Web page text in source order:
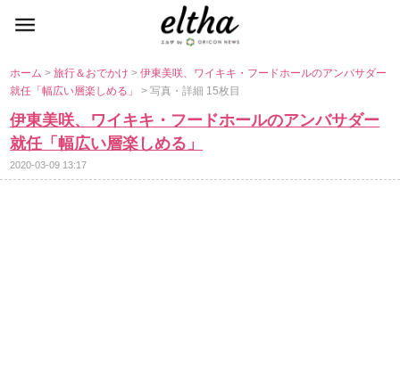
ホーム>旅行＆おでかけ>伊東美咲、ワイキキ・フードホールのアンバサダー
就任「幅広い層楽しめる」> 写真・詳細 15枚目
伊東美咲、ワイキキ・フードホールのアンバサダー
就任「幅広い層楽しめる」
2020-03-09 13:17